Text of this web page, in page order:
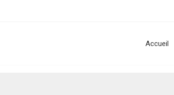
Accueil